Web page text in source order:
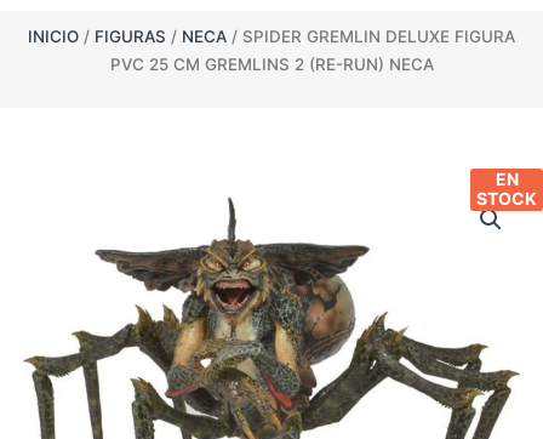
INICIO / FIGURAS / NECA / SPIDER GREMLIN DELUXE FIGURA
PVC 25 CM GREMLINS 2 (RE-RUN) NECA
EN
STOCK